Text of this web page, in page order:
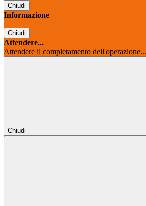
Chiudi
Informazione
Chiudi
Attendere...
Attendere il completamento dell'operazione...
Chiudi